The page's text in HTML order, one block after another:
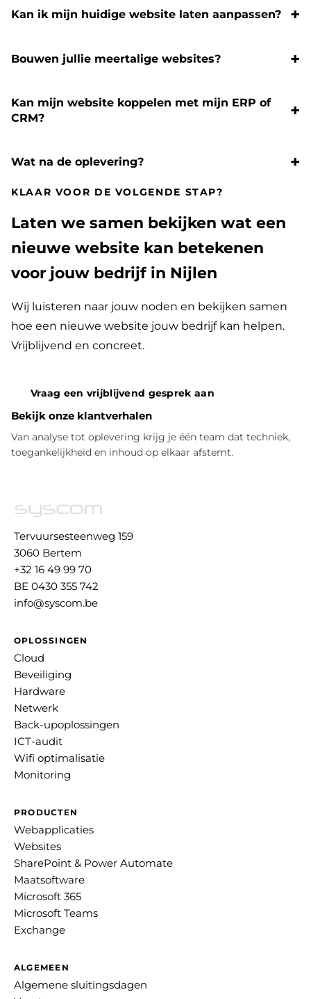
Kan ik mijn huidige website laten aanpassen?
Bouwen jullie meertalige websites?
Kan mijn website koppelen met mijn ERP of
CRM?
Wat na de oplevering?
KLAAR VOOR DE VOLGENDE STAP?
Laten we samen bekijken wat een
nieuwe website kan betekenen
voor jouw bedrijf in Nijlen
Wij luisteren naar jouw noden en bekijken samen
hoe een nieuwe website jouw bedrijf kan helpen.
Vrijblijvend en concreet.
Vraag een vrijblijvend gesprek aan
Bekijk onze klantverhalen
Van analyse tot oplevering krijg je één team dat techniek,
toegankelijkheid en inhoud op elkaar afstemt.
Tervuursesteenweg 159
3060 Bertem
+32 16 49 99 70
BE 0430 355 742
info@syscom.be
OPLOSSINGEN
Cloud
Beveiliging
Hardware
Netwerk
Back-upoplossingen
ICT-audit
Wifi optimalisatie
Monitoring
PRODUCTEN
Webapplicaties
Websites
SharePoint & Power Automate
Maatsoftware
Microsoft 365
Microsoft Teams
Exchange
ALGEMEEN
Algemene sluitingsdagen